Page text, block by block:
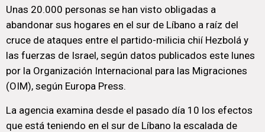
Unas 20.000 personas se han visto obligadas a
abandonar sus hogares en el sur de Líbano a raíz del
cruce de ataques entre el partido-milicia chií Hezbolá y
las fuerzas de Israel, según datos publicados este lunes
por la Organización Internacional para las Migraciones
(OIM), según Europa Press.
La agencia examina desde el pasado día 10 los efectos
que está teniendo en el sur de Líbano la escalada de